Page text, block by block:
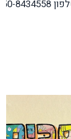
8434558